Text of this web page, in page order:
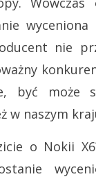
nie
być może
w naszym
o Nokii